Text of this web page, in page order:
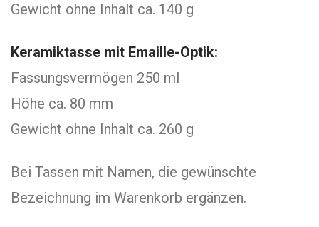
Gewicht ohne Inhalt ca. 140 g
Keramiktasse mit Emaille-Optik:
Fassungsvermögen 250 ml
Höhe ca. 80 mm
Gewicht ohne Inhalt ca. 260 g
Bei Tassen mit Namen, die gewünschte
Bezeichnung im Warenkorb ergänzen.